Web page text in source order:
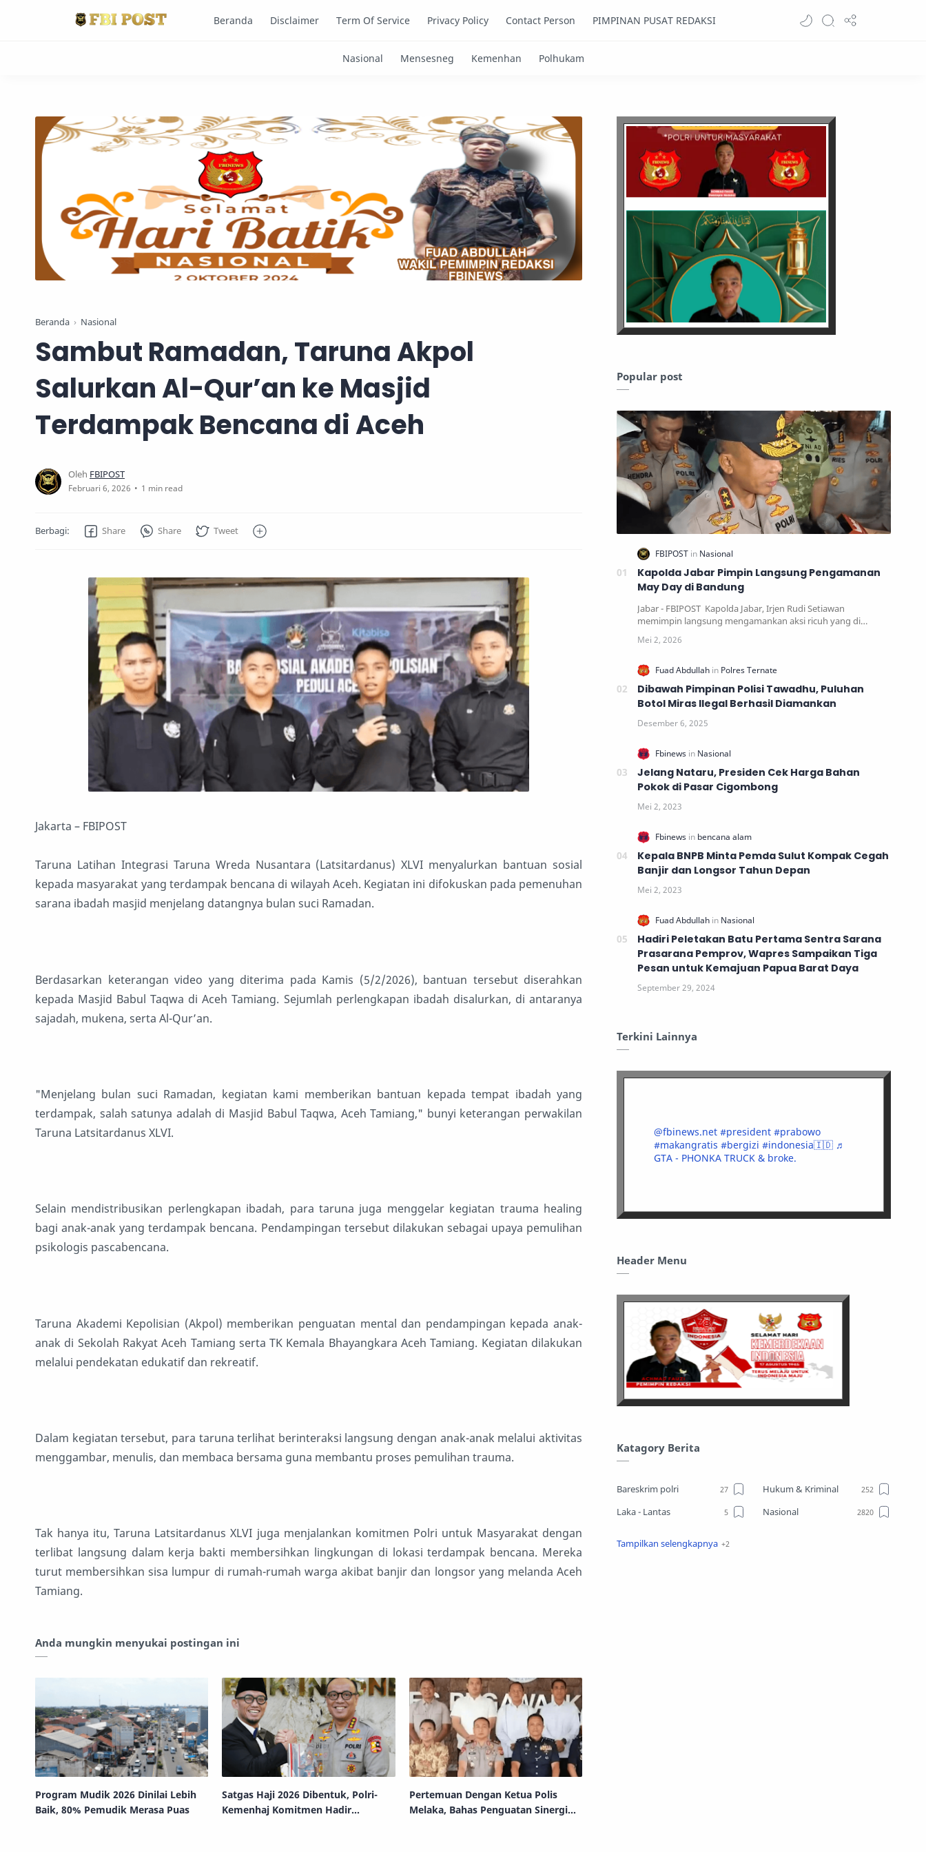
Beranda Disclaimer Term Of Service Privacy Policy Contact Person PIMPINAN PUSAT REDAKSI
Beranda Nasional
Sambut Ramadan, Taruna Akpol
Salurkan Al-Qur’an ke Masjid
Terdampak Bencana di Aceh
1 min read
Jakarta – FBIPOST
Taruna Latihan Integrasi Taruna Wreda Nusantara (Latsitardanus) XLVI menyalurkan bantuan sosial
kepada masyarakat yang terdampak bencana di wilayah Aceh. Kegiatan ini difokuskan pada pemenuhan
sarana ibadah masjid menjelang datangnya bulan suci Ramadan.
Berdasarkan keterangan video yang diterima pada Kamis (5/2/2026), bantuan tersebut diserahkan
kepada Masjid Babul Taqwa di Aceh Tamiang. Sejumlah perlengkapan ibadah disalurkan, di antaranya
sajadah, mukena, serta Al-Qur’an.
"Menjelang bulan suci Ramadan, kegiatan kami memberikan bantuan kepada tempat ibadah yang
terdampak, salah satunya adalah di Masjid Babul Taqwa, Aceh Tamiang," bunyi keterangan perwakilan
Taruna Latsitardanus XLVI.
Selain mendistribusikan perlengkapan ibadah, para taruna juga menggelar kegiatan trauma healing
bagi anak-anak yang terdampak bencana. Pendampingan tersebut dilakukan sebagai upaya pemulihan
psikologis pascabencana.
Taruna Akademi Kepolisian (Akpol) memberikan penguatan mental dan pendampingan kepada anak-
anak di Sekolah Rakyat Aceh Tamiang serta TK Kemala Bhayangkara Aceh Tamiang. Kegiatan dilakukan
melalui pendekatan edukatif dan rekreatif.
Dalam kegiatan tersebut, para taruna terlihat berinteraksi langsung dengan anak-anak melalui aktivitas
menggambar, menulis, dan membaca bersama guna membantu proses pemulihan trauma.
Tak hanya itu, Taruna Latsitardanus XLVI juga menjalankan komitmen Polri untuk Masyarakat dengan
terlibat langsung dalam kerja bakti membersihkan lingkungan di lokasi terdampak bencana. Mereka
turut membersihkan sisa lumpur di rumah-rumah warga akibat banjir dan longsor yang melanda Aceh
Tamiang.
Anda mungkin menyukai postingan ini
Program Mudik 2026 Dinilai Lebih
Baik, 80% Pemudik Merasa Puas
Satgas Haji 2026 Dibentuk, Polri-
Kemenhaj Komitmen Hadir
Pertemuan Dengan Ketua Polis
Melaka, Bahas Penguatan Sinergi
Popular post
Kapolda Jabar Pimpin Langsung Pengamanan
May Day di Bandung
Jabar - FBIPOST Kapolda Jabar, Irjen Rudi Setiawan
memimpin langsung mengamankan aksi ricuh yang di…
Dibawah Pimpinan Polisi Tawadhu, Puluhan
Botol Miras Ilegal Berhasil Diamankan
Jelang Nataru, Presiden Cek Harga Bahan
Pokok di Pasar Cigombong
Kepala BNPB Minta Pemda Sulut Kompak Cegah
Banjir dan Longsor Tahun Depan
Hadiri Peletakan Batu Pertama Sentra Sarana
Prasarana Pemprov, Wapres Sampaikan Tiga
Pesan untuk Kemajuan Papua Barat Daya
Terkini Lainnya
@fbinews.net #president #prabowo
#makangratis #bergizi #indonesia🇮🇩 ♬
GTA - PHONKA TRUCK & broke.
Header Menu
Katagory Berita
Bareskrim polri
Hukum & Kriminal
Laka - Lantas
Nasional